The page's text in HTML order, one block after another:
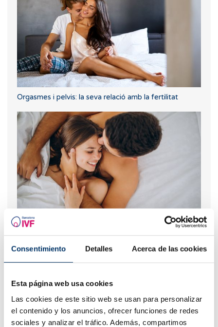
Consentimiento Detalles Acerca de las cookies
Esta página web usa cookies
Las cookies de este sitio web se usan para personalizar
el contenido y los anuncios, ofrecer funciones de redes
sociales y analizar el tráfico. Además, compartimos
Orgasmes i pelvis: la seva relació amb la fertilitat
Què passa si mantinc relacions sexuals després d'una